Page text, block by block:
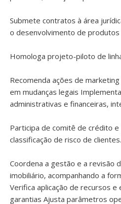
Submete contratos à área
o desenvolvimento de produtos
Homologa projeto-piloto de
Recomenda ações de
em mudanças legais
administrativas e financeiras,
Participa de comitê de crédito
classificação de risco de clientes.
Coordena a gestão e a revisão
imobiliário, acompanhando a
Verifica aplicação de recursos e
garantias Ajusta parâmetros